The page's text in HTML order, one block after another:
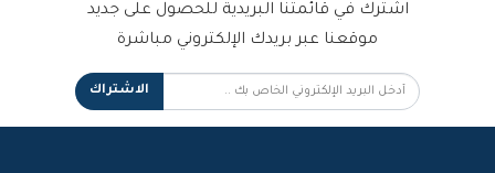
اشترك في قائمتنا البريدية للحصول على جديد
موقعنا عبر بريدك الإلكتروني مباشرة
الاشتراك